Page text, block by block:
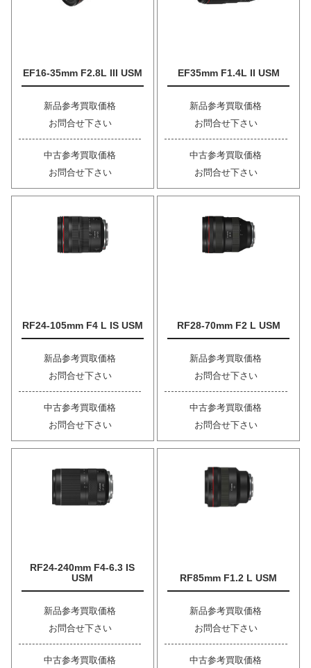
EF16-35mm F2.8L III USM
新品参考買取価格
お問合せ下さい
中古参考買取価格
お問合せ下さい
EF35mm F1.4L II USM
新品参考買取価格
お問合せ下さい
中古参考買取価格
お問合せ下さい
RF24-105mm F4 L IS USM
新品参考買取価格
お問合せ下さい
中古参考買取価格
お問合せ下さい
RF28-70mm F2 L USM
新品参考買取価格
お問合せ下さい
中古参考買取価格
お問合せ下さい
RF24-240mm F4-6.3 IS
USM
新品参考買取価格
お問合せ下さい
中古参考買取価格
RF85mm F1.2 L USM
新品参考買取価格
お問合せ下さい
中古参考買取価格